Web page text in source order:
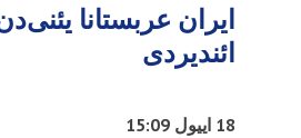
ایران عربستانا
ائندیردی
18 اییول 15:09